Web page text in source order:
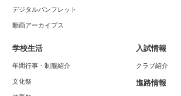
デジタルパンフレット
動画アーカイブス
学校生活
年間行事・制服紹介
文化祭
入試情報
クラブ紹介
進路情報